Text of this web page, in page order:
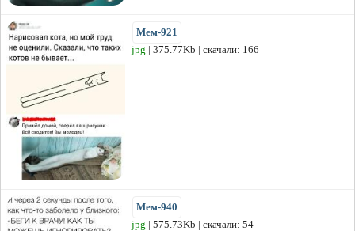
Мем-921
jpg | 375.77Kb | скачали: 166
Мем-940
jpg | 575.73Kb | скачали: 54